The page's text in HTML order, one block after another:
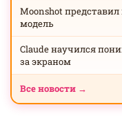
Moonshot
модель
Claude научился
за экраном
Все новости →